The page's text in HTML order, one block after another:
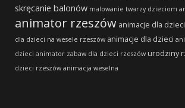
skręcanie balonów malowanie twarzy dzieciom
animator rzeszów animacje dla
dla dzieci na wesele rzeszów animacje dla dzieci
dzieci animator zabaw dla dzieci rzeszów urodziny
dzieci rzeszów animacja weselna